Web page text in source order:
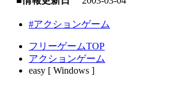
#アクションゲーム
フリーゲームTOP
アクションゲーム
easy [ Windows ]